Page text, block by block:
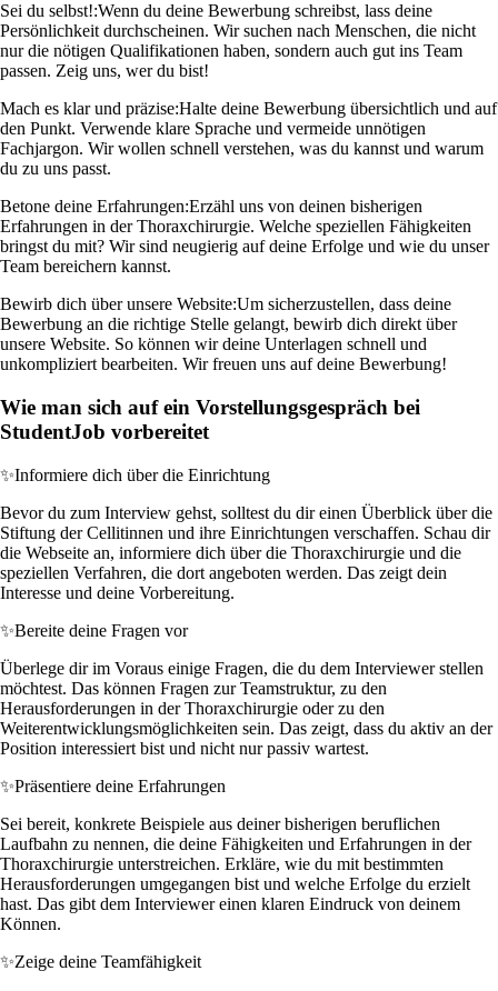
Sei du selbst!:Wenn du deine Bewerbung schreibst, lass deine
Persönlichkeit durchscheinen. Wir suchen nach Menschen, die nicht
nur die nötigen Qualifikationen haben, sondern auch gut ins Team
passen. Zeig uns, wer du bist!
Mach es klar und präzise:Halte deine Bewerbung übersichtlich und auf
den Punkt. Verwende klare Sprache und vermeide unnötigen
Fachjargon. Wir wollen schnell verstehen, was du kannst und warum
du zu uns passt.
Betone deine Erfahrungen:Erzähl uns von deinen bisherigen
Erfahrungen in der Thoraxchirurgie. Welche speziellen Fähigkeiten
bringst du mit? Wir sind neugierig auf deine Erfolge und wie du unser
Team bereichern kannst.
Bewirb dich über unsere Website:Um sicherzustellen, dass deine
Bewerbung an die richtige Stelle gelangt, bewirb dich direkt über
unsere Website. So können wir deine Unterlagen schnell und
unkompliziert bearbeiten. Wir freuen uns auf deine Bewerbung!
Wie man sich auf ein Vorstellungsgespräch bei
StudentJob vorbereitet
✨Informiere dich über die Einrichtung
Bevor du zum Interview gehst, solltest du dir einen Überblick über die
Stiftung der Cellitinnen und ihre Einrichtungen verschaffen. Schau dir
die Webseite an, informiere dich über die Thoraxchirurgie und die
speziellen Verfahren, die dort angeboten werden. Das zeigt dein
Interesse und deine Vorbereitung.
✨Bereite deine Fragen vor
Überlege dir im Voraus einige Fragen, die du dem Interviewer stellen
möchtest. Das können Fragen zur Teamstruktur, zu den
Herausforderungen in der Thoraxchirurgie oder zu den
Weiterentwicklungsmöglichkeiten sein. Das zeigt, dass du aktiv an der
Position interessiert bist und nicht nur passiv wartest.
✨Präsentiere deine Erfahrungen
Sei bereit, konkrete Beispiele aus deiner bisherigen beruflichen
Laufbahn zu nennen, die deine Fähigkeiten und Erfahrungen in der
Thoraxchirurgie unterstreichen. Erkläre, wie du mit bestimmten
Herausforderungen umgegangen bist und welche Erfolge du erzielt
hast. Das gibt dem Interviewer einen klaren Eindruck von deinem
Können.
✨Zeige deine Teamfähigkeit